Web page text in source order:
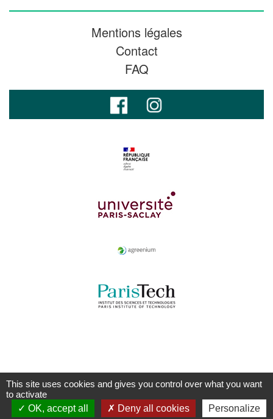
Mentions légales
Contact
FAQ
This site uses cookies and gives you control over what you want
to activate
OK, accept all
Deny all cookies Personalize